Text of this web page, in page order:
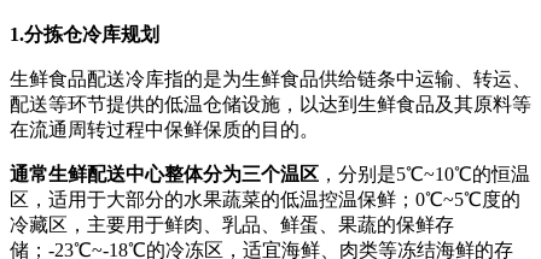
1.分拣仓冷库规划
生鲜食品配送冷库指的是为生鲜食品供给链条中运输、转运、
配送等环节提供的低温仓储设施，以达到生鲜食品及其原料等
在流通周转过程中保鲜保质的目的。
通常生鲜配送中心整体分为三个温区 ，分别是5℃~10℃的恒温
区，适用于大部分的水果蔬菜的低温控温保鲜；0℃~5℃度的
冷藏区，主要用于鲜肉、乳品、鲜蛋、果蔬的保鲜存
储；-23℃~-18℃的冷冻区，适宜海鲜、肉类等冻结海鲜的存